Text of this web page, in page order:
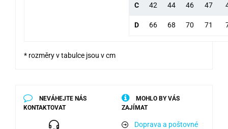
C 42 44 46 47
D 66 68 70 71
* rozměry v tabulce jsou v cm
NEVÁHEJTE NÁS
KONTAKTOVAT
MOHLO BY VÁS
ZAJÍMAT
Doprava a poštovné